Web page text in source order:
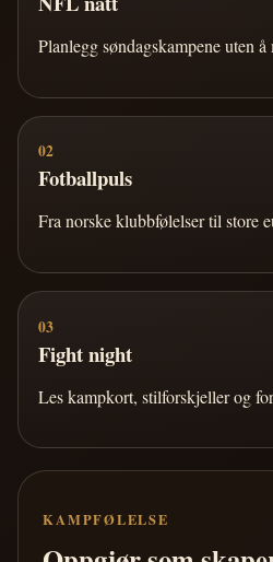
Planlegg søndagskampene uten
02
Fotballpuls
Fra norske klubbfølelser til store
03
Fight night
Les kampkort, stilforskjeller og
KAMPFØLELSE